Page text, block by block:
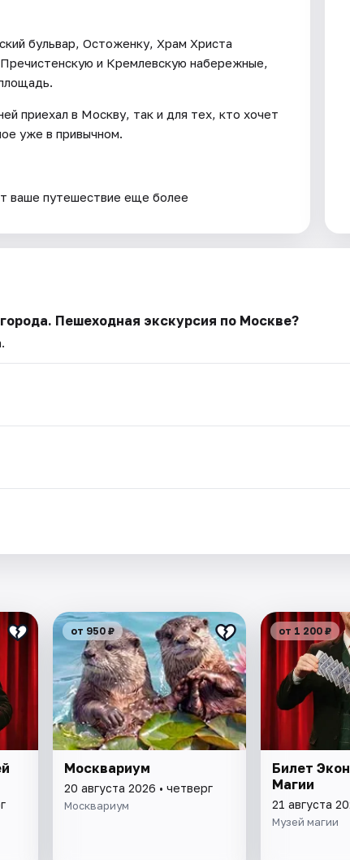
бульвар, Остоженку, Храм Христа
и Кремлевскую набережные,
приехал в Москву, так и для тех, кто хочет
уже в привычном.
ваше путешествие еще более
Пешеходная экскурсия по Москве?
от 950 ₽
Москвариум
20 августа 2026 • четверг
Москвариум
от 1 200 ₽
Билет
Магии
21 августа
Музей магии